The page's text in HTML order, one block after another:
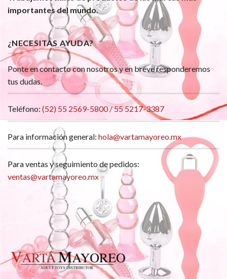
importantes del mundo.
¿NECESITAS AYUDA?
Ponte en contacto con nosotros y en breve responderemos
tus dudas.
Teléfono: (52) 55 2569-5800 / 55 5217-3387
Para información general: hola@vartamayoreo.mx
Para ventas y seguimiento de pedidos:
ventas@vartamayoreo.mx